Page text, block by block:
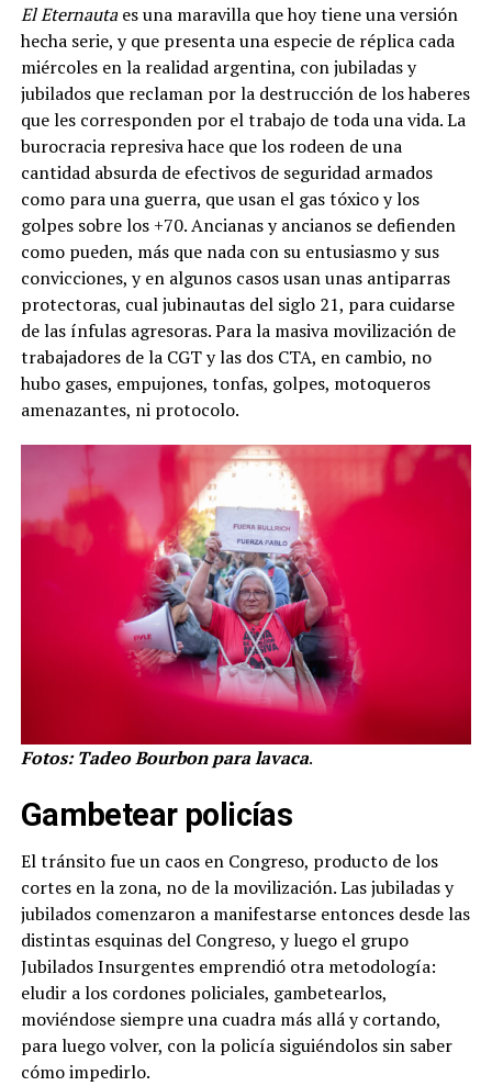
El Eternautaes una maravilla que hoy tiene una versión
hecha serie, y que presenta una especie de réplica cada
miércoles en la realidad argentina, con jubiladas y
jubilados que reclaman por la destrucción de los haberes
que les corresponden por el trabajo de toda una vida. La
burocracia represiva hace que los rodeen de una
cantidad absurda de efectivos de seguridad armados
como para una guerra, que usan el gas tóxico y los
golpes sobre los +70. Ancianas y ancianos se defienden
como pueden, más que nada con su entusiasmo y sus
convicciones, y en algunos casos usan unas antiparras
protectoras, cual jubinautas del siglo 21, para cuidarse
de las ínfulas agresoras. Para la masiva movilización de
trabajadores de la CGT y las dos CTA, en cambio, no
hubo gases, empujones, tonfas, golpes, motoqueros
amenazantes, ni protocolo.
Fotos: Tadeo Bourbon para lavaca.
Gambetear policías
El tránsito fue un caos en Congreso, producto de los
cortes en la zona, no de la movilización. Las jubiladas y
jubilados comenzaron a manifestarse entonces desde las
distintas esquinas del Congreso, y luego el grupo
Jubilados Insurgentes emprendió otra metodología:
eludir a los cordones policiales, gambetearlos,
moviéndose siempre una cuadra más allá y cortando,
para luego volver, con la policía siguiéndolos sin saber
cómo impedirlo.